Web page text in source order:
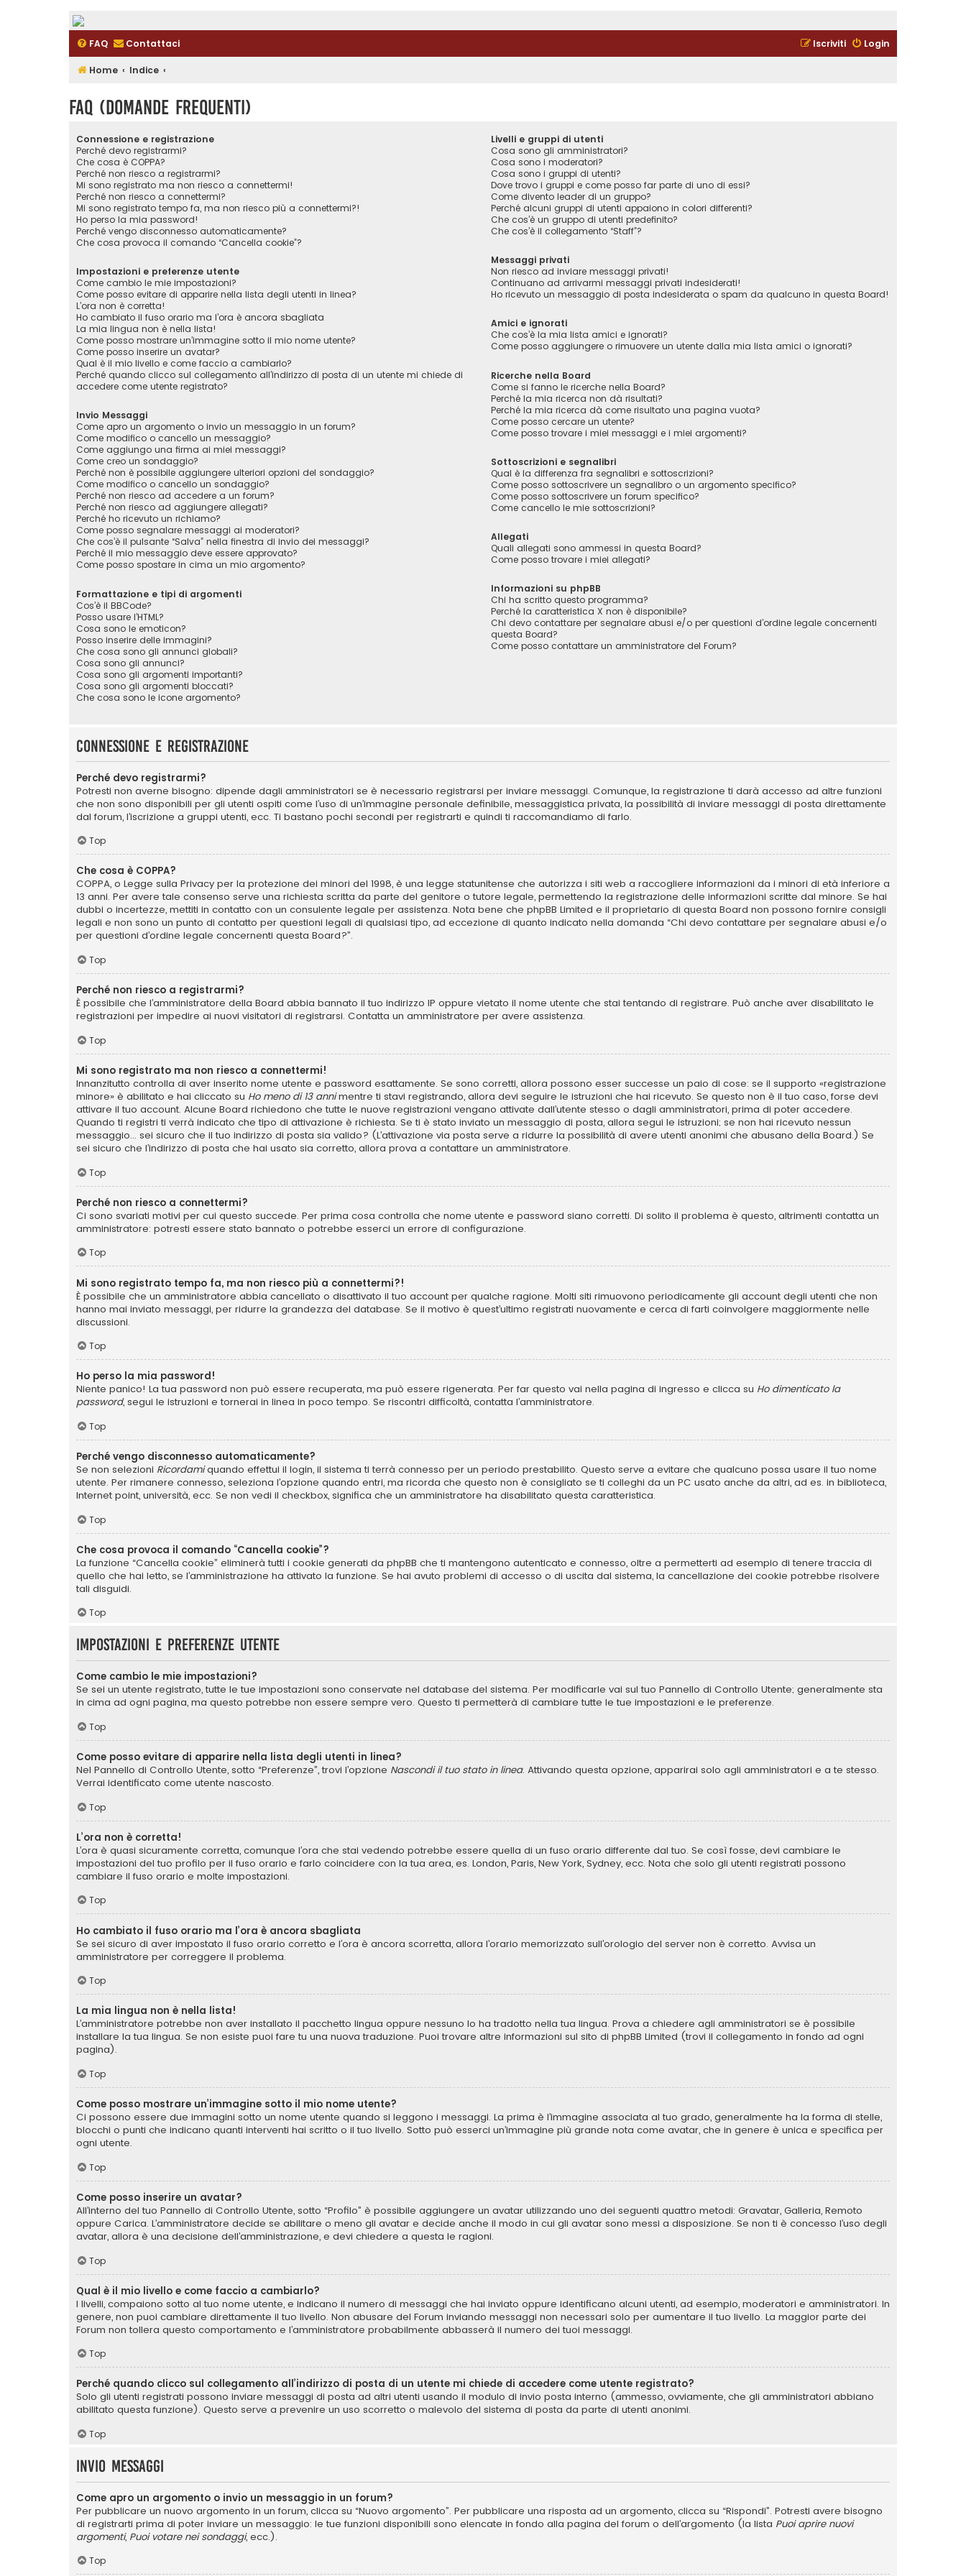
FAQ Contattaci Login
Iscriviti
Home Indice
FAQ (Domande Frequenti)
Connessione e registrazione
Perché devo registrarmi?
Che cosa è COPPA?
Perché non riesco a registrarmi?
Mi sono registrato ma non riesco a connettermi!
Perché non riesco a connettermi?
Mi sono registrato tempo fa, ma non riesco più a connettermi?!
Ho perso la mia password!
Perché vengo disconnesso automaticamente?
Che cosa provoca il comando “Cancella cookie”?
Impostazioni e preferenze utente
Come cambio le mie impostazioni?
Come posso evitare di apparire nella lista degli utenti in linea?
L’ora non è corretta!
Ho cambiato il fuso orario ma l’ora è ancora sbagliata
La mia lingua non è nella lista!
Come posso mostrare un’immagine sotto il mio nome utente?
Come posso inserire un avatar?
Qual è il mio livello e come faccio a cambiarlo?
Perché quando clicco sul collegamento all’indirizzo di posta di un utente mi chiede di
accedere come utente registrato?
Invio Messaggi
Come apro un argomento o invio un messaggio in un forum?
Come modifico o cancello un messaggio?
Come aggiungo una firma ai miei messaggi?
Come creo un sondaggio?
Perché non è possibile aggiungere ulteriori opzioni del sondaggio?
Come modifico o cancello un sondaggio?
Perché non riesco ad accedere a un forum?
Perché non riesco ad aggiungere allegati?
Perché ho ricevuto un richiamo?
Come posso segnalare messaggi ai moderatori?
Che cos’è il pulsante “Salva” nella finestra di invio dei messaggi?
Perché il mio messaggio deve essere approvato?
Come posso spostare in cima un mio argomento?
Formattazione e tipi di argomenti
Cos’è il BBCode?
Posso usare l’HTML?
Cosa sono le emoticon?
Posso inserire delle immagini?
Che cosa sono gli annunci globali?
Cosa sono gli annunci?
Cosa sono gli argomenti importanti?
Cosa sono gli argomenti bloccati?
Che cosa sono le icone argomento?
Livelli e gruppi di utenti
Cosa sono gli amministratori?
Cosa sono i moderatori?
Cosa sono i gruppi di utenti?
Dove trovo i gruppi e come posso far parte di uno di essi?
Come divento leader di un gruppo?
Perché alcuni gruppi di utenti appaiono in colori differenti?
Che cos’è un gruppo di utenti predefinito?
Che cos’è il collegamento “Staff”?
Messaggi privati
Non riesco ad inviare messaggi privati!
Continuano ad arrivarmi messaggi privati indesiderati!
Ho ricevuto un messaggio di posta indesiderata o spam da qualcuno in questa Board!
Amici e ignorati
Che cos’è la mia lista amici e ignorati?
Come posso aggiungere o rimuovere un utente dalla mia lista amici o ignorati?
Ricerche nella Board
Come si fanno le ricerche nella Board?
Perché la mia ricerca non dà risultati?
Perché la mia ricerca dà come risultato una pagina vuota?
Come posso cercare un utente?
Come posso trovare i miei messaggi e i miei argomenti?
Sottoscrizioni e segnalibri
Qual è la differenza fra segnalibri e sottoscrizioni?
Come posso sottoscrivere un segnalibro o un argomento specifico?
Come posso sottoscrivere un forum specifico?
Come cancello le mie sottoscrizioni?
Allegati
Quali allegati sono ammessi in questa Board?
Come posso trovare i miei allegati?
Informazioni su phpBB
Chi ha scritto questo programma?
Perché la caratteristica X non è disponibile?
Chi devo contattare per segnalare abusi e/o per questioni d’ordine legale concernenti
questa Board?
Come posso contattare un amministratore del Forum?
Connessione e registrazione
Perché devo registrarmi?
Potresti non averne bisogno: dipende dagli amministratori se è necessario registrarsi per inviare messaggi. Comunque, la registrazione ti darà accesso ad altre funzioni
che non sono disponibili per gli utenti ospiti come l’uso di un’immagine personale definibile, messaggistica privata, la possibilità di inviare messaggi di posta direttamente
dal forum, l’iscrizione a gruppi utenti, ecc. Ti bastano pochi secondi per registrarti e quindi ti raccomandiamo di farlo.
Top
Che cosa è COPPA?
COPPA, o Legge sulla Privacy per la protezione dei minori del 1998, è una legge statunitense che autorizza i siti web a raccogliere informazioni da i minori di età inferiore a
13 anni. Per avere tale consenso serve una richiesta scritta da parte del genitore o tutore legale, permettendo la registrazione delle informazioni scritte dal minore. Se hai
dubbi o incertezze, mettiti in contatto con un consulente legale per assistenza. Nota bene che phpBB Limited e il proprietario di questa Board non possono fornire consigli
legali e non sono un punto di contatto per questioni legali di qualsiasi tipo, ad eccezione di quanto indicato nella domanda “Chi devo contattare per segnalare abusi e/o
per questioni d’ordine legale concernenti questa Board?”.
Top
Perché non riesco a registrarmi?
È possibile che l’amministratore della Board abbia bannato il tuo indirizzo IP oppure vietato il nome utente che stai tentando di registrare. Può anche aver disabilitato le
registrazioni per impedire ai nuovi visitatori di registrarsi. Contatta un amministratore per avere assistenza.
Top
Mi sono registrato ma non riesco a connettermi!
Innanzitutto controlla di aver inserito nome utente e password esattamente. Se sono corretti, allora possono esser successe un paio di cose: se il supporto «registrazione
minore» è abilitato e hai cliccato su Ho meno di 13 annimentre ti stavi registrando, allora devi seguire le istruzioni che hai ricevuto. Se questo non è il tuo caso, forse devi
attivare il tuo account. Alcune Board richiedono che tutte le nuove registrazioni vengano attivate dall’utente stesso o dagli amministratori, prima di poter accedere.
Quando ti registri ti verrà indicato che tipo di attivazione è richiesta. Se ti è stato inviato un messaggio di posta, allora segui le istruzioni; se non hai ricevuto nessun
messaggio... sei sicuro che il tuo indirizzo di posta sia valido? (L’attivazione via posta serve a ridurre la possibilità di avere utenti anonimi che abusano della Board.) Se
sei sicuro che l’indirizzo di posta che hai usato sia corretto, allora prova a contattare un amministratore.
Top
Perché non riesco a connettermi?
Ci sono svariati motivi per cui questo succede. Per prima cosa controlla che nome utente e password siano corretti. Di solito il problema è questo, altrimenti contatta un
amministratore: potresti essere stato bannato o potrebbe esserci un errore di configurazione.
Top
Mi sono registrato tempo fa, ma non riesco più a connettermi?!
È possibile che un amministratore abbia cancellato o disattivato il tuo account per qualche ragione. Molti siti rimuovono periodicamente gli account degli utenti che non
hanno mai inviato messaggi, per ridurre la grandezza del database. Se il motivo è quest’ultimo registrati nuovamente e cerca di farti coinvolgere maggiormente nelle
discussioni.
Top
Ho perso la mia password!
Niente panico! La tua password non può essere recuperata, ma può essere rigenerata. Per far questo vai nella pagina di ingresso e clicca su Ho dimenticato la
password, segui le istruzioni e tornerai in linea in poco tempo. Se riscontri difficoltà, contatta l’amministratore.
Top
Perché vengo disconnesso automaticamente?
Se non selezioni Ricordamiquando effettui il login, il sistema ti terrà connesso per un periodo prestabilito. Questo serve a evitare che qualcuno possa usare il tuo nome
utente. Per rimanere connesso, seleziona l’opzione quando entri, ma ricorda che questo non è consigliato se ti colleghi da un PC usato anche da altri, ad es. in biblioteca,
Internet point, università, ecc. Se non vedi il checkbox, significa che un amministratore ha disabilitato questa caratteristica.
Top
Che cosa provoca il comando “Cancella cookie”?
La funzione “Cancella cookie” eliminerà tutti i cookie generati da phpBB che ti mantengono autenticato e connesso, oltre a permetterti ad esempio di tenere traccia di
quello che hai letto, se l’amministrazione ha attivato la funzione. Se hai avuto problemi di accesso o di uscita dal sistema, la cancellazione dei cookie potrebbe risolvere
tali disguidi.
Top
Impostazioni e preferenze utente
Come cambio le mie impostazioni?
Se sei un utente registrato, tutte le tue impostazioni sono conservate nel database del sistema. Per modificarle vai sul tuo Pannello di Controllo Utente; generalmente sta
in cima ad ogni pagina, ma questo potrebbe non essere sempre vero. Questo ti permetterà di cambiare tutte le tue impostazioni e le preferenze.
Top
Come posso evitare di apparire nella lista degli utenti in linea?
Nel Pannello di Controllo Utente, sotto “Preferenze”, trovi l’opzione Nascondi il tuo stato in linea. Attivando questa opzione, apparirai solo agli amministratori e a te stesso.
Verrai identificato come utente nascosto.
Top
L’ora non è corretta!
L’ora è quasi sicuramente corretta, comunque l’ora che stai vedendo potrebbe essere quella di un fuso orario differente dal tuo. Se così fosse, devi cambiare le
impostazioni del tuo profilo per il fuso orario e farlo coincidere con la tua area, es. London, Paris, New York, Sydney, ecc. Nota che solo gli utenti registrati possono
cambiare il fuso orario e molte impostazioni.
Top
Ho cambiato il fuso orario ma l’ora è ancora sbagliata
Se sei sicuro di aver impostato il fuso orario corretto e l’ora è ancora scorretta, allora l’orario memorizzato sull’orologio del server non è corretto. Avvisa un
amministratore per correggere il problema.
Top
La mia lingua non è nella lista!
L’amministratore potrebbe non aver installato il pacchetto lingua oppure nessuno lo ha tradotto nella tua lingua. Prova a chiedere agli amministratori se è possibile
installare la tua lingua. Se non esiste puoi fare tu una nuova traduzione. Puoi trovare altre informazioni sul sito di phpBB Limited (trovi il collegamento in fondo ad ogni
pagina).
Top
Come posso mostrare un’immagine sotto il mio nome utente?
Ci possono essere due immagini sotto un nome utente quando si leggono i messaggi. La prima è l’immagine associata al tuo grado, generalmente ha la forma di stelle,
blocchi o punti che indicano quanti interventi hai scritto o il tuo livello. Sotto può esserci un’immagine più grande nota come avatar, che in genere è unica e specifica per
ogni utente.
Top
Come posso inserire un avatar?
All’interno del tuo Pannello di Controllo Utente, sotto “Profilo” è possibile aggiungere un avatar utilizzando uno dei seguenti quattro metodi: Gravatar, Galleria, Remoto
oppure Carica. L’amministratore decide se abilitare o meno gli avatar e decide anche il modo in cui gli avatar sono messi a disposizione. Se non ti è concesso l’uso degli
avatar, allora è una decisione dell’amministrazione, e devi chiedere a questa le ragioni.
Top
Qual è il mio livello e come faccio a cambiarlo?
I livelli, compaiono sotto al tuo nome utente, e indicano il numero di messaggi che hai inviato oppure identificano alcuni utenti, ad esempio, moderatori e amministratori. In
genere, non puoi cambiare direttamente il tuo livello. Non abusare del Forum inviando messaggi non necessari solo per aumentare il tuo livello. La maggior parte dei
Forum non tollera questo comportamento e l’amministratore probabilmente abbasserà il numero dei tuoi messaggi.
Top
Perché quando clicco sul collegamento all’indirizzo di posta di un utente mi chiede di accedere come utente registrato?
Solo gli utenti registrati possono inviare messaggi di posta ad altri utenti usando il modulo di invio posta interno (ammesso, ovviamente, che gli amministratori abbiano
abilitato questa funzione). Questo serve a prevenire un uso scorretto o malevolo del sistema di posta da parte di utenti anonimi.
Top
Invio Messaggi
Come apro un argomento o invio un messaggio in un forum?
Per pubblicare un nuovo argomento in un forum, clicca su “Nuovo argomento”. Per pubblicare una risposta ad un argomento, clicca su “Rispondi”. Potresti avere bisogno
di registrarti prima di poter inviare un messaggio: le tue funzioni disponibili sono elencate in fondo alla pagina del forum o dell’argomento (la lista Puoi aprire nuovi
argomenti, Puoi votare nei sondaggi, ecc.).
Top